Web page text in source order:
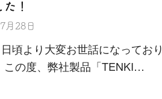
！
月28日
頃より大変お世話になっており
この度、弊社製品「TENKI…